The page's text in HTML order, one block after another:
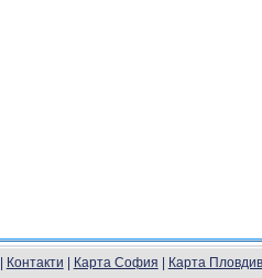
Контакти Карта София Карта Пловдив